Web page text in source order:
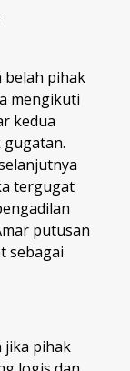
belah pihak
mengikuti
kedua
gugatan.
tergugat
putusan
sebagai
jika pihak